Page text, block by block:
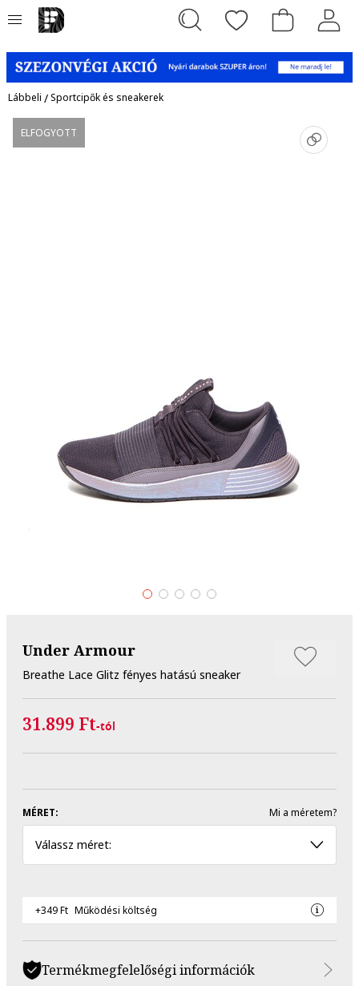
Lábbeli /Sportcipők és sneakerek
ELFOGYOTT
Under Armour
Breathe Lace Glitz fényes hatású sneaker
31.899 Ft-tól
MÉRET: Mi a méretem?
Válassz méret:
+349 Ft Működési költség
Termékmegfelelőségi információk